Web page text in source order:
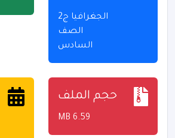
الجغرافيا ج2
الصف
السادس
حجم الملف
6.59 MB